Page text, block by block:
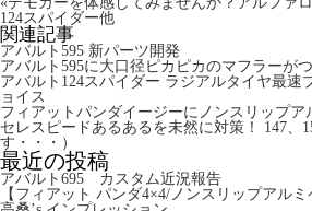
124スパイダー他
関連記事
アバルト595 新パーツ開発
アバルト595に大口径ピカピカのマフラーが
アバルト124スパイダー ラジアルタイヤ最速
ョイス
フィアットパンダイージーにノンスリップア
セレスピードあるあるを未然に対策！ 147、
す・・・）
最近の投稿
アバルト695 カスタム近況報告
【フィアット パンダ4×4/ノンスリップアル